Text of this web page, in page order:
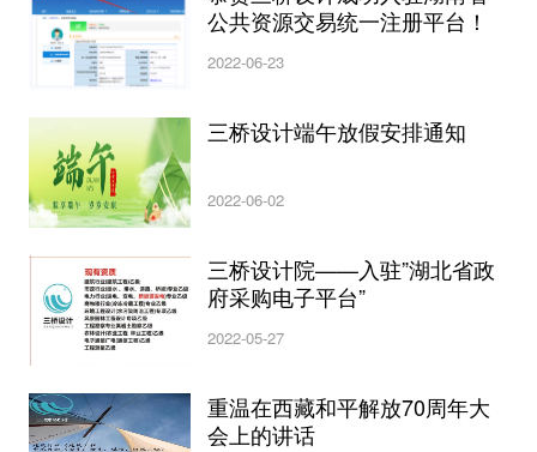
公共资源交易统一注册平台！
2022-06-23
三桥设计端午放假安排通知
2022-06-02
三桥设计院——入驻”湖北省政
府采购电子平台”
2022-05-27
重温在西藏和平解放70周年大
会上的讲话